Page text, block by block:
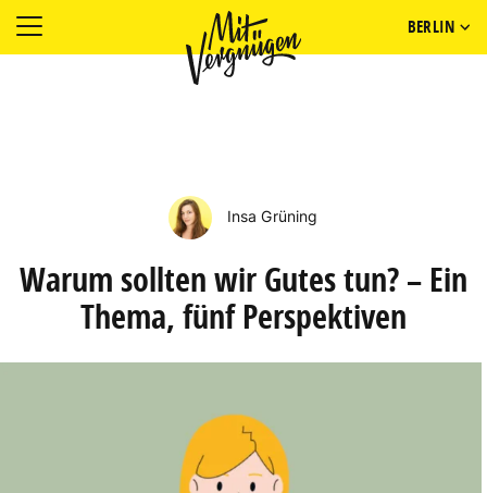
BERLIN
Insa Grüning
Warum sollten wir Gutes tun? – Ein
Thema, fünf Perspektiven